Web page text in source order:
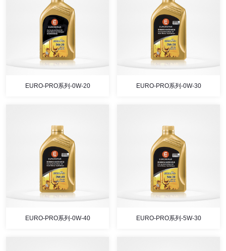
EURO-PRO系列-0W-20 EURO-PRO系列-0W-30
EURO-PRO系列-0W-40 EURO-PRO系列-5W-30